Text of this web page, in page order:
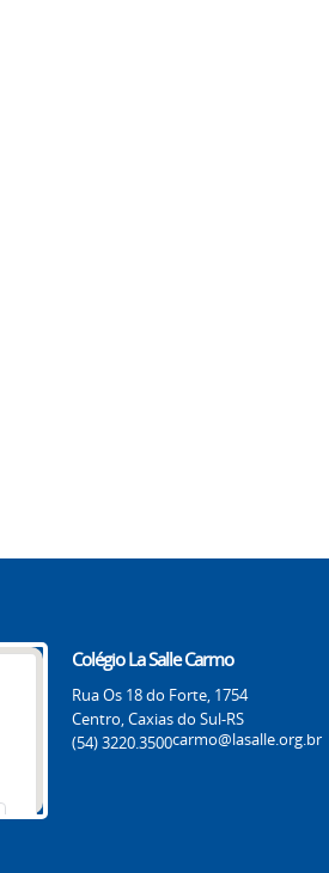
Colégio La Salle Carmo
Rua Os 18 do Forte, 1754
Centro, Caxias do Sul-RS
(54) 3220.3500carmo@lasalle.org.br